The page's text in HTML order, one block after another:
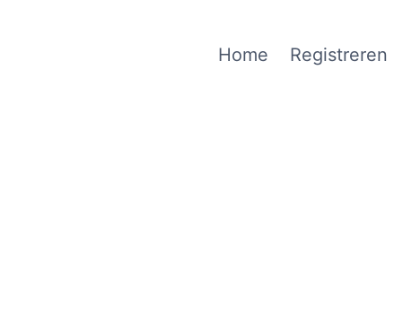
Home Registreren